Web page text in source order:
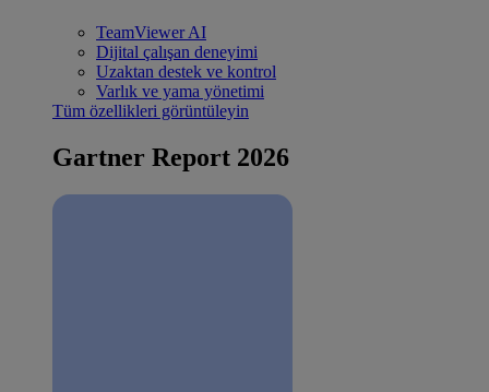
TeamViewer AI
Dijital çalışan deneyimi
Uzaktan destek ve kontrol
Varlık ve yama yönetimi
Tüm özellikleri görüntüleyin
Gartner Report 2026